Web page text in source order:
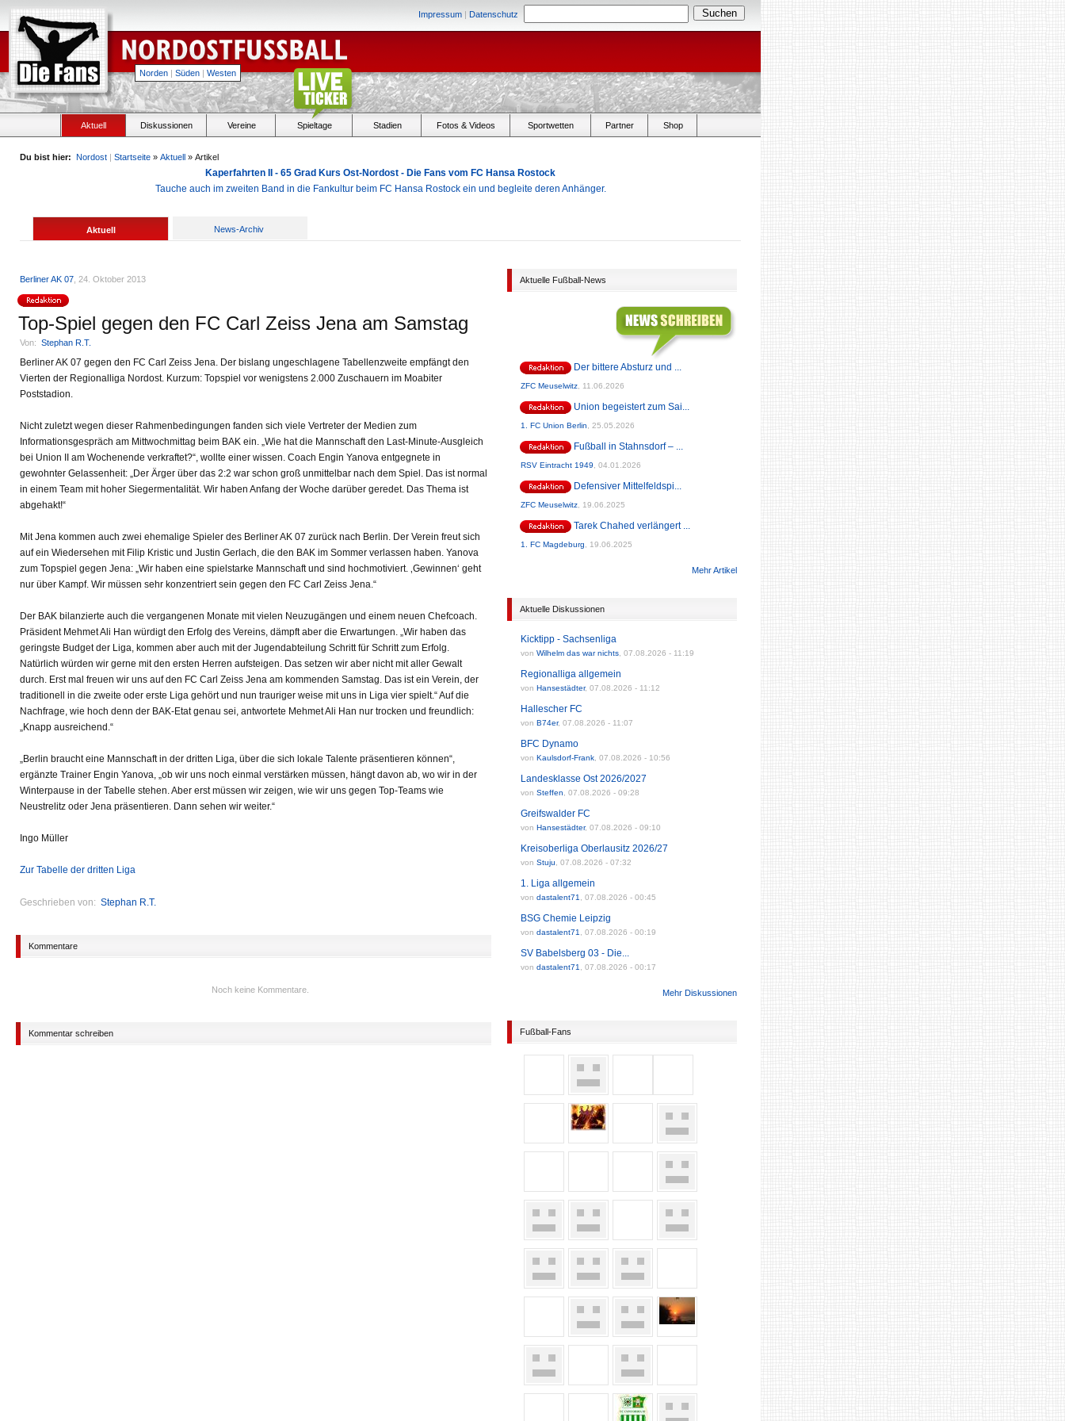
Impressum | Datenschutz
Norden | Süden | Westen
Aktuell Diskussionen Vereine Spieltage Stadien Fotos & Videos Sportwetten Partner Shop
Du bist hier: Nordost | Startseite » Aktuell » Artikel
Kaperfahrten II - 65 Grad Kurs Ost-Nordost - Die Fans vom FC Hansa Rostock
Tauche auch im zweiten Band in die Fankultur beim FC Hansa Rostock ein und begleite deren Anhänger.
Aktuell News-Archiv
Berliner AK 07 , 24. Oktober 2013
Top-Spiel gegen den FC Carl Zeiss Jena am Samstag
Von: Stephan R.T.
Berliner AK 07 gegen den FC Carl Zeiss Jena. Der bislang ungeschlagene Tabellenzweite empfängt den
Vierten der Regionalliga Nordost. Kurzum: Topspiel vor wenigstens 2.000 Zuschauern im Moabiter
Poststadion.
Nicht zuletzt wegen dieser Rahmenbedingungen fanden sich viele Vertreter der Medien zum
Informationsgespräch am Mittwochmittag beim BAK ein. „Wie hat die Mannschaft den Last-Minute-Ausgleich
bei Union II am Wochenende verkraftet?“, wollte einer wissen. Coach Engin Yanova entgegnete in
gewohnter Gelassenheit: „Der Ärger über das 2:2 war schon groß unmittelbar nach dem Spiel. Das ist normal
in einem Team mit hoher Siegermentalität. Wir haben Anfang der Woche darüber geredet. Das Thema ist
abgehakt!“
Mit Jena kommen auch zwei ehemalige Spieler des Berliner AK 07 zurück nach Berlin. Der Verein freut sich
auf ein Wiedersehen mit Filip Kristic und Justin Gerlach, die den BAK im Sommer verlassen haben. Yanova
zum Topspiel gegen Jena: „Wir haben eine spielstarke Mannschaft und sind hochmotiviert. ‚Gewinnen‘ geht
nur über Kampf. Wir müssen sehr konzentriert sein gegen den FC Carl Zeiss Jena.“
Der BAK bilanzierte auch die vergangenen Monate mit vielen Neuzugängen und einem neuen Chefcoach.
Präsident Mehmet Ali Han würdigt den Erfolg des Vereins, dämpft aber die Erwartungen. „Wir haben das
geringste Budget der Liga, kommen aber auch mit der Jugendabteilung Schritt für Schritt zum Erfolg.
Natürlich würden wir gerne mit den ersten Herren aufsteigen. Das setzen wir aber nicht mit aller Gewalt
durch. Erst mal freuen wir uns auf den FC Carl Zeiss Jena am kommenden Samstag. Das ist ein Verein, der
traditionell in die zweite oder erste Liga gehört und nun trauriger weise mit uns in Liga vier spielt.“ Auf die
Nachfrage, wie hoch denn der BAK-Etat genau sei, antwortete Mehmet Ali Han nur trocken und freundlich:
„Knapp ausreichend.“
„Berlin braucht eine Mannschaft in der dritten Liga, über die sich lokale Talente präsentieren können“,
ergänzte Trainer Engin Yanova, „ob wir uns noch einmal verstärken müssen, hängt davon ab, wo wir in der
Winterpause in der Tabelle stehen. Aber erst müssen wir zeigen, wie wir uns gegen Top-Teams wie
Neustrelitz oder Jena präsentieren. Dann sehen wir weiter.“
Ingo Müller
Zur Tabelle der dritten Liga
Geschrieben von: Stephan R.T.
Kommentare
Noch keine Kommentare.
Kommentar schreiben
Aktuelle Fußball-News
Der bittere Absturz und ...
ZFC Meuselwitz 11.06.2026
Union begeistert zum Sai...
1. FC Union Berlin 25.05.2026
Fußball in Stahnsdorf – ...
RSV Eintracht 1949 04.01.2026
Defensiver Mittelfeldspi...
ZFC Meuselwitz 19.06.2025
Tarek Chahed verlängert ...
1. FC Magdeburg 19.06.2025
Mehr Artikel
Aktuelle Diskussionen
Kicktipp - Sachsenliga
von Wilhelm das war nichts 07.08.2026 - 11:19
Regionalliga allgemein
von Hansestädter, 07.08.2026 - 11:12
Hallescher FC
von B74er, 07.08.2026 - 11:07
BFC Dynamo
von Kaulsdorf-Frank 07.08.2026 - 10:56
Landesklasse Ost 2026/2027
von Steffen 07.08.2026 - 09:28
Greifswalder FC
von Hansestädter, 07.08.2026 - 09:10
Kreisoberliga Oberlausitz 2026/27
von Stuju 07.08.2026 - 07:32
1. Liga allgemein
von dastalent71 07.08.2026 - 00:45
BSG Chemie Leipzig
von dastalent71 07.08.2026 - 00:19
SV Babelsberg 03 - Die...
von dastalent71 07.08.2026 - 00:17
Mehr Diskussionen
Fußball-Fans